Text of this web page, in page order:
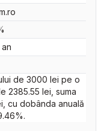
de 3000 lei pe o
2385.55 lei, suma
cu dobânda anuală